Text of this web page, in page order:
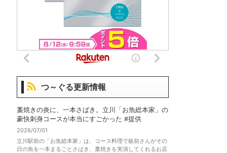
つ～ぐる更新情報
藁焼きの炎に、一本さばき。立川「お魚総本家」の
豪快刺身コースが本当にすごかった #提供
2026/07/01
立川駅前の「お魚総本家」は、コース料理で板前さんがその
日の魚を一本まるごとさばき、藁焼きを実演してくれるお店